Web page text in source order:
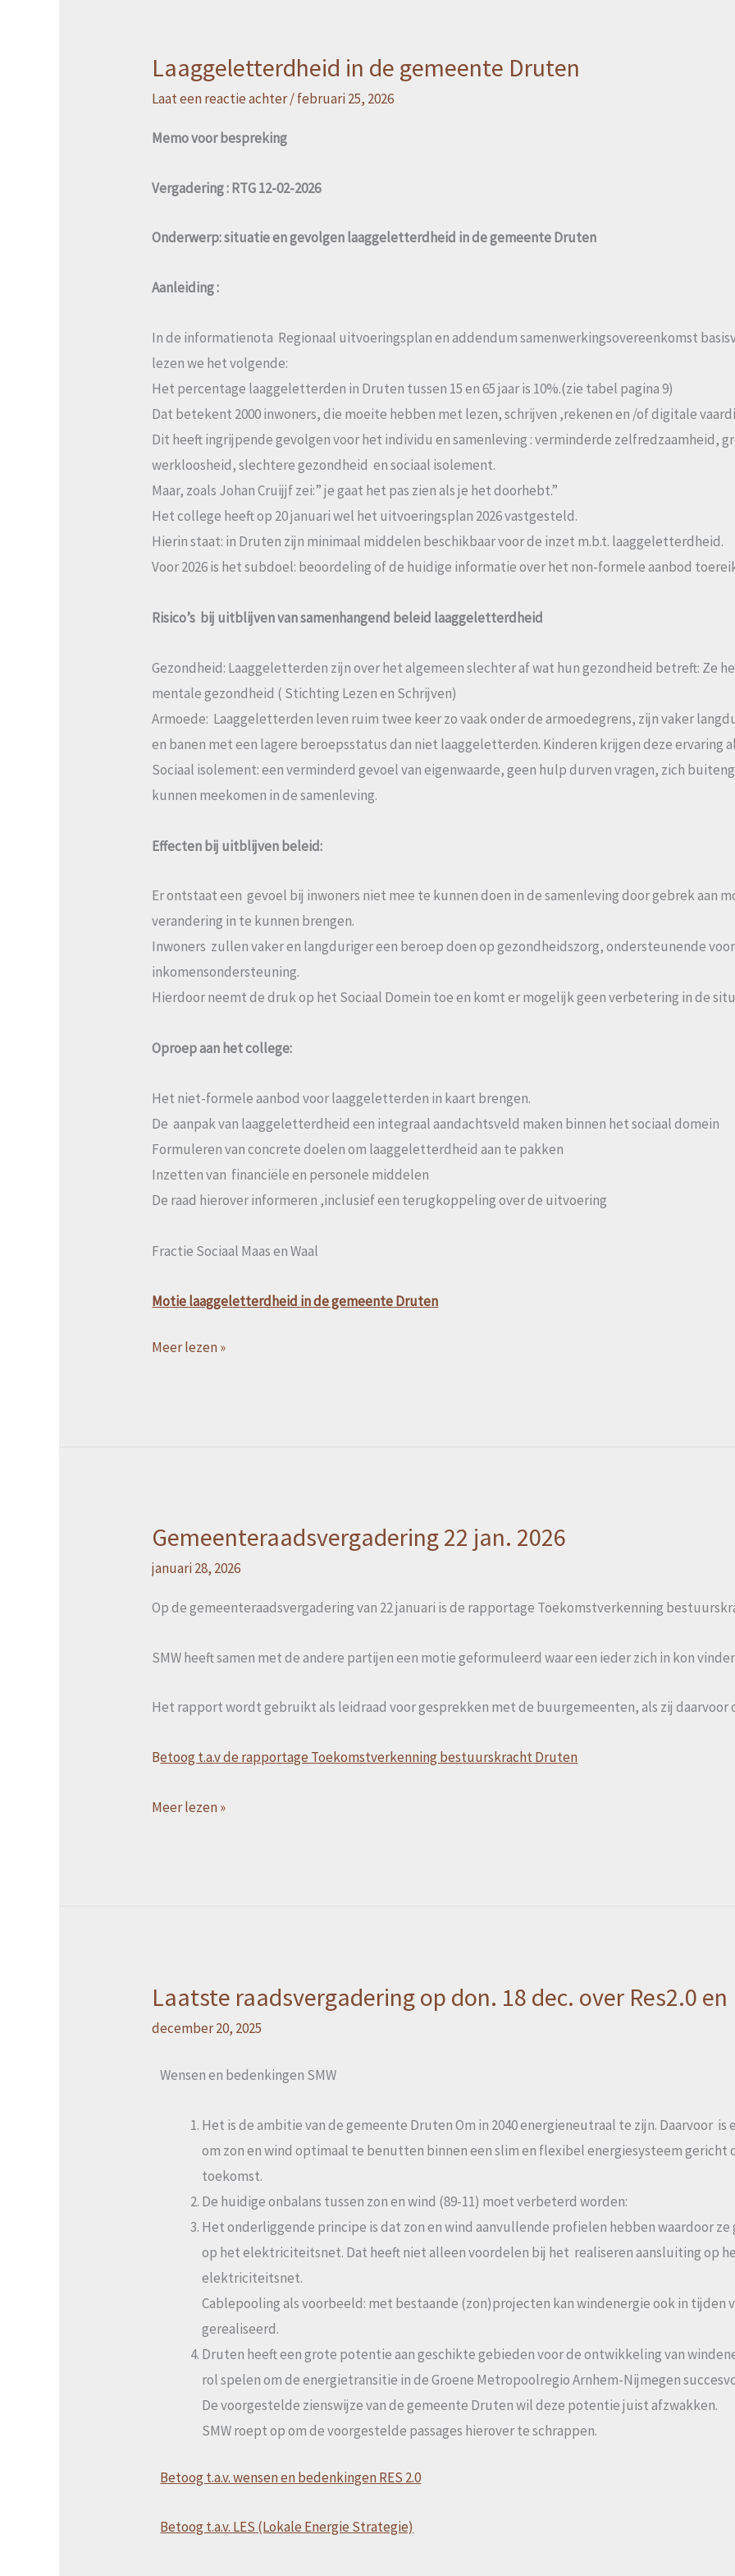
Laaggeletterdheid in de gemeente Druten
Laat een reactie achter/februari 25, 2026
Memo voor bespreking
Vergadering : RTG 12-02-2026
Onderwerp: situatie en gevolgen laaggeletterdheid in de gemeente Druten
Aanleiding :
In de informatienota Regionaal uitvoeringsplan en addendum samenwerkingsovereenkomst
lezen we het volgende:
Het percentage laaggeletterden in Druten tussen 15 en 65 jaar is 10%.(zie tabel pagina 9)
Dat betekent 2000 inwoners, die moeite hebben met lezen, schrijven ,rekenen en /of digitale
Dit heeft ingrijpende gevolgen voor het individu en samenleving : verminderde zelfredzaamheid,
werkloosheid, slechtere gezondheid en sociaal isolement.
Maar, zoals Johan Cruijjf zei:” je gaat het pas zien als je het doorhebt.”
Het college heeft op 20 januari wel het uitvoeringsplan 2026 vastgesteld.
Hierin staat: in Druten zijn minimaal middelen beschikbaar voor de inzet m.b.t. laaggeletterdheid.
Voor 2026 is het subdoel: beoordeling of de huidige informatie over het non-formele aanbod
Risico’s bij uitblijven van samenhangend beleid laaggeletterdheid
Gezondheid: Laaggeletterden zijn over het algemeen slechter af wat hun gezondheid betreft: Ze
mentale gezondheid ( Stichting Lezen en Schrijven)
Armoede: Laaggeletterden leven ruim twee keer zo vaak onder de armoedegrens, zijn vaker
en banen met een lagere beroepsstatus dan niet laaggeletterden. Kinderen krijgen deze ervaring
Sociaal isolement: een verminderd gevoel van eigenwaarde, geen hulp durven vragen, zich
kunnen meekomen in de samenleving.
Effecten bij uitblijven beleid:
Er ontstaat een gevoel bij inwoners niet mee te kunnen doen in de samenleving door gebrek aan
verandering in te kunnen brengen.
Inwoners zullen vaker en langduriger een beroep doen op gezondheidszorg, ondersteunende
inkomensondersteuning.
Hierdoor neemt de druk op het Sociaal Domein toe en komt er mogelijk geen verbetering in de
Oproep aan het college:
Het niet-formele aanbod voor laaggeletterden in kaart brengen.
De aanpak van laaggeletterdheid een integraal aandachtsveld maken binnen het sociaal domein
Formuleren van concrete doelen om laaggeletterdheid aan te pakken
Inzetten van financiële en personele middelen
De raad hierover informeren ,inclusief een terugkoppeling over de uitvoering
Fractie Sociaal Maas en Waal
Motie laaggeletterdheid in de gemeente Druten
Laaggeletterdheid
in
gemeente
Meer lezen »
Gemeenteraadsvergadering 22 jan. 2026
januari 28, 2026
Op de gemeenteraadsvergadering van 22 januari is de rapportage Toekomstverkenning
SMW heeft samen met de andere partijen een motie geformuleerd waar een ieder zich in kon
Het rapport wordt gebruikt als leidraad voor gesprekken met de buurgemeenten, als zij daarvoor
Betoog t.a.v de rapportage Toekomstverkenning bestuurskracht Druten
Gemeenteraadsvergadering
22
2026
Meer lezen »
Laatste raadsvergadering op don. 18 dec. over Res2.0 en
december 20, 2025
Wensen en bedenkingen SMW
Het is de ambitie van de gemeente Druten Om in 2040 energieneutraal te zijn. Daarvoor is
om zon en wind optimaal te benutten binnen een slim en flexibel energiesysteem gericht
toekomst.
De huidige onbalans tussen zon en wind (89-11) moet verbeterd worden:
Het onderliggende principe is dat zon en wind aanvullende profielen hebben waardoor ze
op het elektriciteitsnet. Dat heeft niet alleen voordelen bij het realiseren aansluiting op
elektriciteitsnet.
Cablepooling als voorbeeld: met bestaande (zon)projecten kan windenergie ook in tijden
gerealiseerd.
Druten heeft een grote potentie aan geschikte gebieden voor de ontwikkeling van
rol spelen om de energietransitie in de Groene Metropoolregio Arnhem-Nijmegen
De voorgestelde zienswijze van de gemeente Druten wil deze potentie juist afzwakken.
SMW roept op om de voorgestelde passages hierover te schrappen.
Betoog t.a.v. wensen en bedenkingen RES 2.0
Betoog t.a.v. LES (Lokale Energie Strategie)
Laatste
raadsvergadering
don.